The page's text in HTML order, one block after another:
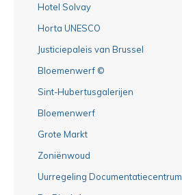
Hotel Solvay
Horta UNESCO
Justiciepaleis van Brussel
Bloemenwerf ©
Sint-Hubertusgalerijen
Bloemenwerf
Grote Markt
Zoniënwoud
Uurregeling Documentatiecentrum